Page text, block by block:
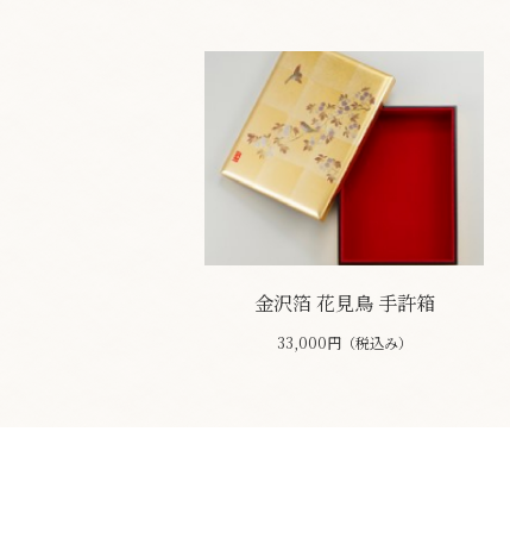
金沢箔 花見鳥 手許箱
33,000円（税込み）